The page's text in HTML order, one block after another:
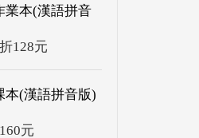
業本(漢語拼音
128元
本(漢語拼音版)
元